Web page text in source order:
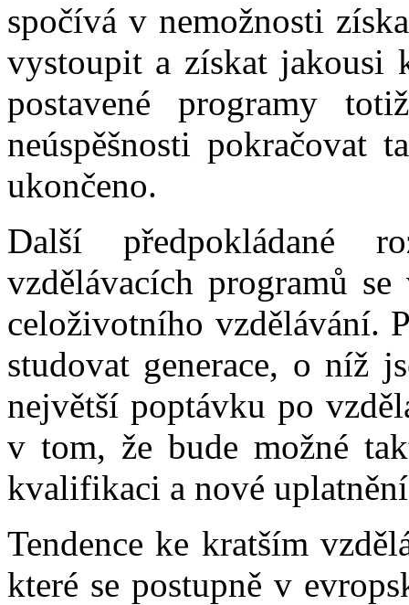
spočívá v nemožnosti
vystoupit a získat jakousi
postavené programy
neúspěšnosti pokračovat
ukončeno.
Další předpokládané
vzdělávacích programů
celoživotního vzdělávání.
studovat generace, o níž
největší poptávku po
v tom, že bude možné
kvalifikaci a nové
Tendence ke kratším
které se postupně v